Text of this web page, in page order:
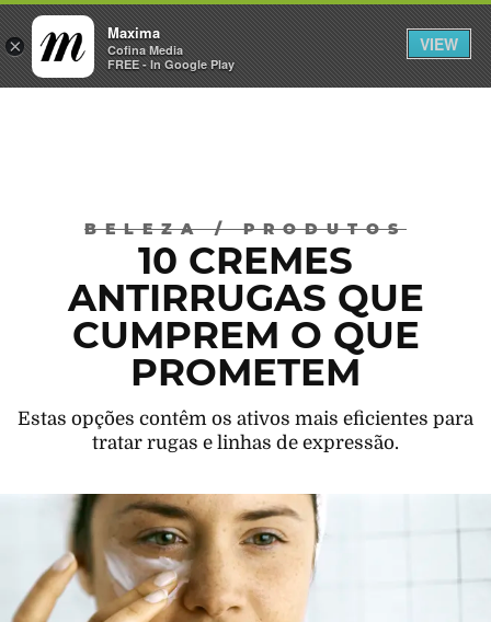
×
Maxima
Cofina Media
FREE - In Google Play
VIEW
INICIAR SESSÃO
BELEZA/ PRODUTOS
10 CREMES
ANTIRRUGAS QUE
CUMPREM O QUE
PROMETEM
Estas opções contêm os ativos mais eficientes para
tratar rugas e linhas de expressão.